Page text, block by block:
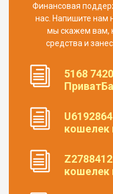
Финансовая
нас. Напишите нам
мы скажем вам,
средства и
5168
кошелек
кошелек